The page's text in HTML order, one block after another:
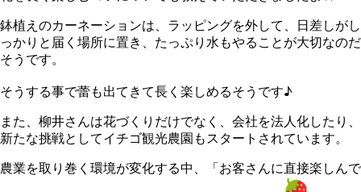
鉢植えのカーネーションは、ラッピングを外して、日差しがし
っかりと届く場所に置き、たっぷり水もやることが大切なのだ
そうです。
そうする事で蕾も出てきて長く楽しめるそうです♪
また、柳井さんは花づくりだけでなく、会社を法人化したり、
新たな挑戦としてイチゴ観光農園もスタートされています。
農業を取り巻く環境が変化する中、「お客さんに直接楽しんで